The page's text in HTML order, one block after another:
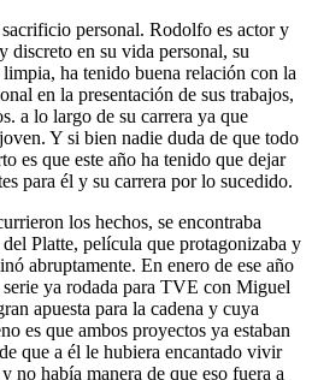
personal. Rodolfo es actor y
discreto en su vida personal, su
ha tenido buena relación con la
en la presentación de sus trabajos,
a lo largo de su carrera ya que
Y si bien nadie duda de que todo
es que este año ha tenido que dejar
para él y su carrera por lo sucedido.
los hechos, se encontraba
Platte, película que protagonizaba y
abruptamente. En enero de ese año
ya rodada para TVE con Miguel
apuesta para la cadena y cuya
es que ambos proyectos ya estaban
que a él le hubiera encantado vivir
no había manera de que eso fuera a